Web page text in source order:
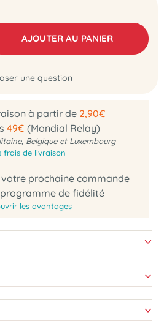
AJOUTER AU PANIER
une question
à partir de 2,90€
49€ (Mondial Relay)
Belgique et Luxembourg
frais de livraison
prochaine commande
de fidélité
les avantages